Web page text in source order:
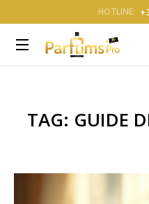
HOTLINE:
TAG: GUIDE